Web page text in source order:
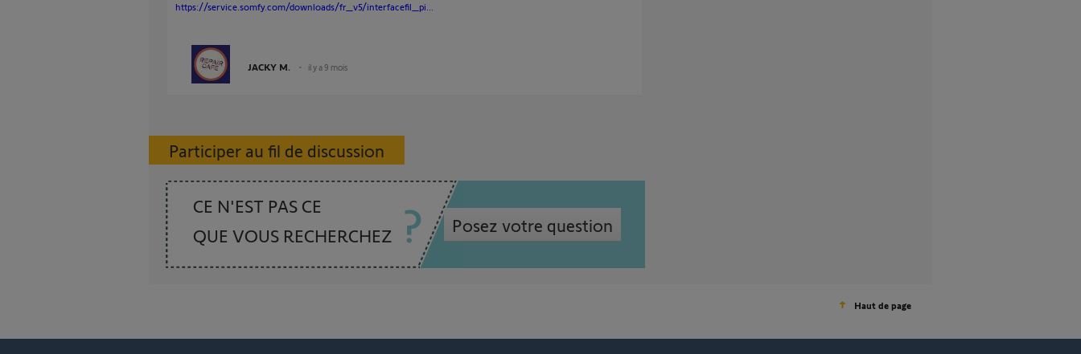
https://service.somfy.com/downloads/fr_v5/interfacefil_pi...
JACKY M. il y a 9 mois
Participer au fil de discussion
CE N'EST PAS CE
QUE VOUS RECHERCHEZ
Posez votre question
Haut de page